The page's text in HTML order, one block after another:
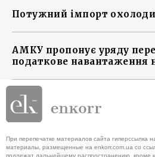
Потужний імпорт
АМКУ пропонує уряду
податкове навантаження
При перепечатке материалов сайта гиперссылка
материалы, размещенные на enkorr.com.ua со
подлежат дальнейшему распространению, кроме